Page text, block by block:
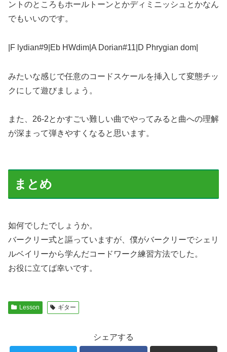
ントのところもホールトーンとかディミニッシュとかなん
でもいいのです。
|F lydian#9|Eb HWdim|A Dorian#11|D Phrygian dom|
みたいな感じで任意のコードスケールを挿入して変態チッ
クにして遊びましょう。
また、26-2とかすごい難しい曲でやってみると曲への理解
が深まって弾きやすくなると思います。
まとめ
如何でしたでしょうか。
バークリー式と謳っていますが、僕がバークリーでシェリ
ルベイリーから学んだコードワーク練習方法でした。
お役に立てば幸いです。
Lesson ギター
シェアする